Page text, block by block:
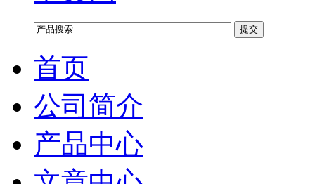
首页
公司简介
产品中心